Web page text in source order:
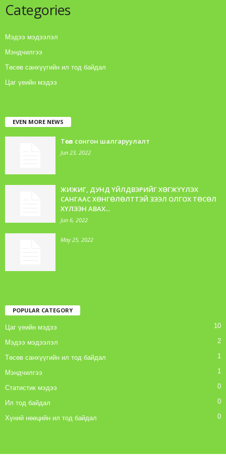
Categories
Мэдээ мэдээлэл
Мэндчилгээ
Төсөв санхүүгийн ил тод байдал
Цаг үеийн мэдээ
EVEN MORE NEWS
Төсөл сонгон шалгаруулалт
Jun 23, 2022
ЖИЖИГ, ДУНД ҮЙЛДВЭРИЙГ ХӨГЖҮҮЛЭХ
САНГААС ХӨНГӨЛӨЛТТЭЙ ЗЭЭЛ ОЛГОХ ТӨСӨЛ
ХҮЛЭЭН АВАХ...
Jun 6, 2022
May 25, 2022
POPULAR CATEGORY
Цаг үеийн мэдээ 10
Мэдээ мэдээлэл 2
Төсөв санхүүгийн ил тод байдал 1
Мэндчилгээ 1
Статистик мэдээ 0
Ил тод байдал 0
Хүний нөөцийн ил тод байдал 0